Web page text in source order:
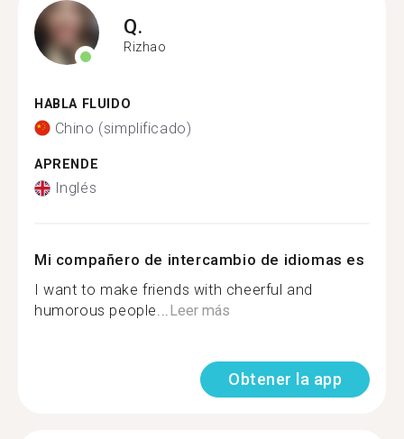
Q.
Rizhao
HABLA FLUIDO
Chino (simplificado)
APRENDE
Inglés
Mi compañero de intercambio de idiomas es
I want to make friends with cheerful and
humorous people...Leer más
Obtener la app